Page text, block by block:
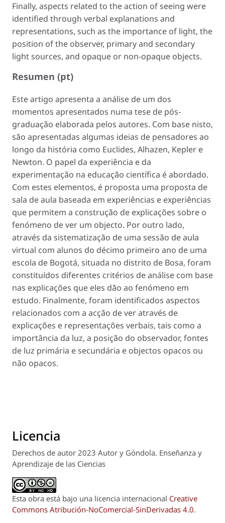
Finally, aspects related to the action of seeing were
identified through verbal explanations and
representations, such as the importance of light, the
position of the observer, primary and secondary
light sources, and opaque or non-opaque objects.
Resumen (pt)
Este artigo apresenta a análise de um dos
momentos apresentados numa tese de pós-
graduação elaborada pelos autores. Com base nisto,
são apresentadas algumas ideias de pensadores ao
longo da história como Euclides, Alhazen, Kepler e
Newton. O papel da experiência e da
experimentação na educação científica é abordado.
Com estes elementos, é proposta uma proposta de
sala de aula baseada em experiências e experiências
que permitem a construção de explicações sobre o
fenómeno de ver um objecto. Por outro lado,
através da sistematização de uma sessão de aula
virtual com alunos do décimo primeiro ano de uma
escola de Bogotá, situada no distrito de Bosa, foram
constituídos diferentes critérios de análise com base
nas explicações que eles dão ao fenómeno em
estudo. Finalmente, foram identificados aspectos
relacionados com a acção de ver através de
explicações e representações verbais, tais como a
importância da luz, a posição do observador, fontes
de luz primária e secundária e objectos opacos ou
não opacos.
Licencia
Derechos de autor 2023 Autor y Góndola. Enseñanza y
Aprendizaje de las Ciencias
Esta obra está bajo una licencia internacional Creative
Commons Atribución-NoComercial-SinDerivadas 4.0.